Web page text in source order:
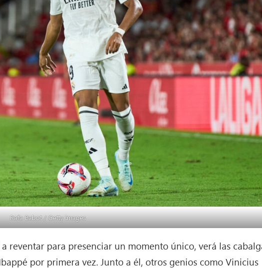
Rafa Babot / Getty Images
reventar para presenciar un momento único, verá las
por primera vez. Junto a él, otros genios como Vinicius